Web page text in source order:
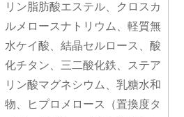
リン脂肪酸エステル、クロスカ
ルメロースナトリウム、軽質無
水ケイ酸、結晶セルロース、酸
化チタン、三二酸化鉄、ステア
リン酸マグネシウム、乳糖水和
物、ヒプロメロース（置換度タ